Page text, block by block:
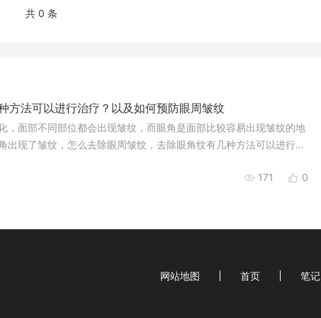
共 0 条
方法可以进行治疗？以及如何预防眼周皱纹
，面部不同部位都会出现皱纹，而眼角是面部比较容易出现皱纹的地
出现了皱纹，怎么去除眼周皱纹，去除眼角纹有几种方法可以进行治
周皱纹
171 0
网站地图 首页 笔记